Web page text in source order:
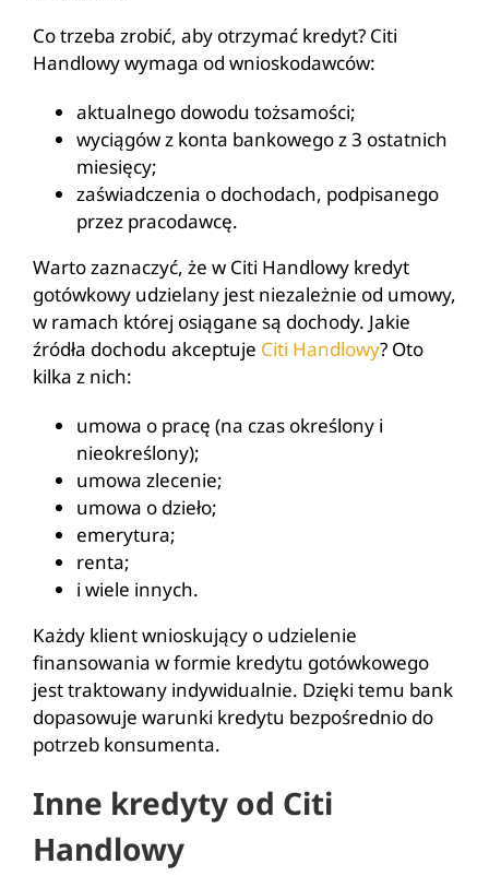
Co trzeba zrobić, aby otrzymać kredyt? Citi
Handlowy wymaga od wnioskodawców:
aktualnego dowodu tożsamości;
wyciągów z konta bankowego z 3 ostatnich
miesięcy;
zaświadczenia o dochodach, podpisanego
przez pracodawcę.
Warto zaznaczyć, że w Citi Handlowy kredyt
gotówkowy udzielany jest niezależnie od umowy,
w ramach której osiągane są dochody. Jakie
źródła dochodu akceptuje Citi Handlowy? Oto
kilka z nich:
umowa o pracę (na czas określony i
nieokreślony);
umowa zlecenie;
umowa o dzieło;
emerytura;
renta;
i wiele innych.
Każdy klient wnioskujący o udzielenie
finansowania w formie kredytu gotówkowego
jest traktowany indywidualnie. Dzięki temu bank
dopasowuje warunki kredytu bezpośrednio do
potrzeb konsumenta.
Inne kredyty od Citi
Handlowy